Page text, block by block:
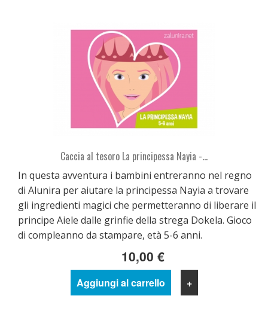
Caccia al tesoro La principessa Nayia -...
In questa avventura i bambini entreranno nel regno
di Alunira per aiutare la principessa Nayia a trovare
gli ingredienti magici che permetteranno di liberare il
principe Aiele dalle grinfie della strega Dokela. Gioco
di compleanno da stampare, età 5-6 anni.
10,00 €
Aggiungi al carrello +